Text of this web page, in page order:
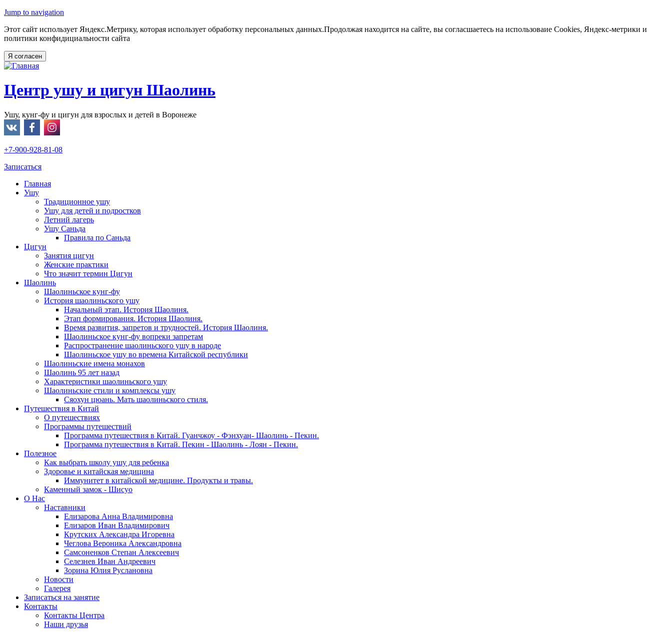
Jump to navigation
Этот сайт использует Яндекс.Метрику, которая использует обработку персональных данных.Продолжая находится на сайте, вы согласшаетесь на использоваие Cookies, Яндекс-метрики и
политики конфидициальности сайта
Центр ушу и цигун Шаолинь
Ушу, кунг-фу и цигун для взрослых и детей в Воронеже
+7-900-928-81-08
Записаться
Главная
Ушу
Традиционное ушу
Ушу для детей и подростков
Летний лагерь
Ушу Саньда
Правила по Саньда
Цигун
Занятия цигун
Женские практики
Что значит термин Цигун
Шаолинь
Шаолиньское кунг-фу
История шаолиньского ушу
Начальный этап. История Шаолиня.
Этап формирования. История Шаолиня.
Время развития, запретов и трудностей. История Шаолиня.
Шаолиньское кунг-фу вопреки запретам
Распространение шаолиньского ушу в народе
Шаолиньское ушу во времена Китайской республики
Шаолиньские имена монахов
Шаолинь 95 лет назад
Характеристики шаолиньского ушу
Шаолиньские стили и комплексы ушу
Сяохун цюань. Мать шаолиньского стиля.
Путешествия в Китай
О путешествиях
Программы путешествий
Программа путешествия в Китай. Гуанчжоу - Фэнхуан- Шаолинь - Пекин.
Программа путешествия в Китай. Пекин - Шаолинь - Лоян - Пекин.
Полезное
Как выбрать школу ушу для ребенка
Здоровье и китайская медицина
Иммунитет в китайской медицине. Продукты и травы.
Каменный замок - Шисуо
O Нас
Наставники
Елизарова Анна Владимировна
Елизаров Иван Владимирович
Крутских Александра Игоревна
Чеглова Вероника Александровна
Самсоненков Степан Алексеевич
Селезнев Иван Андреевич
Зорина Юлия Руслановна
Новости
Галерея
Записаться на занятие
Контакты
Контакты Центра
Наши друзья